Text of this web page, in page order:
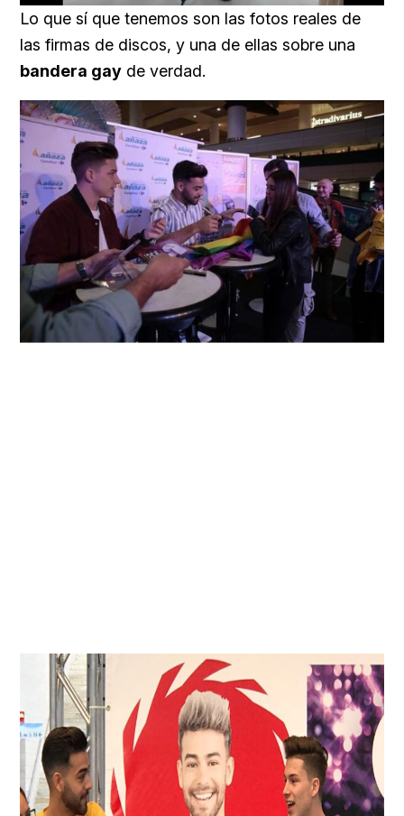
66.12%
Lo que sí que tenemos son las fotos reales de
las firmas de discos, y una de ellas sobre una
bandera gay de verdad.